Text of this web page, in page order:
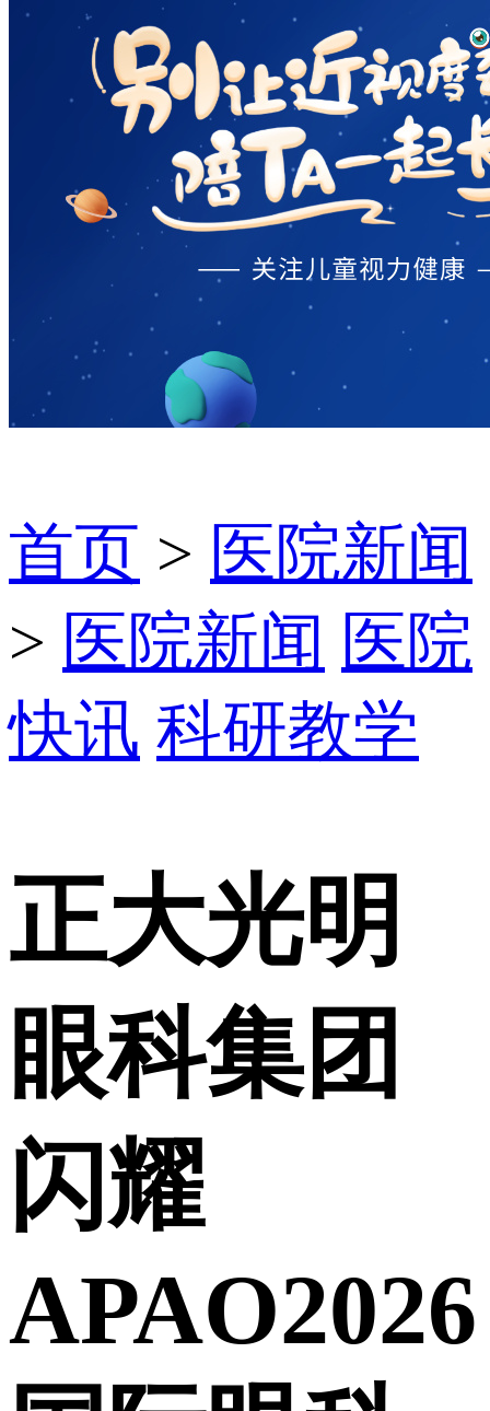
首页 > 医院新闻
> 医院新闻 医院
快讯 科研教学
正大光明
眼科集团
闪耀
APAO2026